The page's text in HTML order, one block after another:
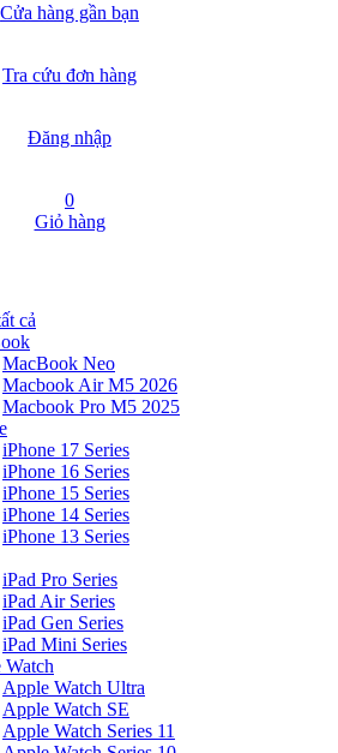
Cửa hàng gần bạn
Tra cứu đơn hàng
Đăng nhập
0
Giỏ hàng
cả
MacBook Neo
Macbook Air M5 2026
Macbook Pro M5 2025
iPhone 17 Series
iPhone 16 Series
iPhone 15 Series
iPhone 14 Series
iPhone 13 Series
iPad Pro Series
iPad Air Series
iPad Gen Series
iPad Mini Series
Watch
Apple Watch Ultra
Apple Watch SE
Apple Watch Series 11